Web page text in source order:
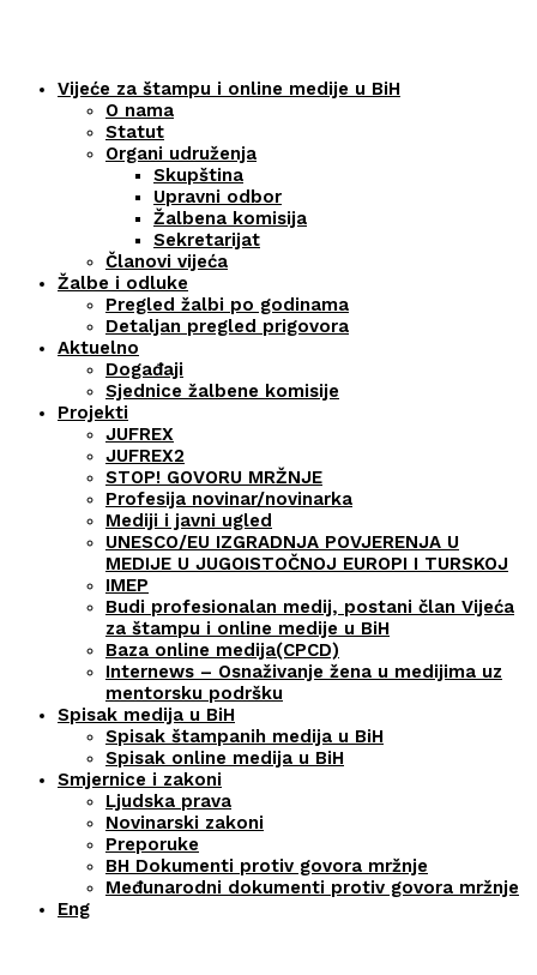
Vijeće za štampu i online medije u BiH
O nama
Statut
Organi udruženja
Skupština
Upravni odbor
Žalbena komisija
Sekretarijat
Članovi vijeća
Žalbe i odluke
Pregled žalbi po godinama
Detaljan pregled prigovora
Aktuelno
Događaji
Sjednice žalbene komisije
Projekti
JUFREX
JUFREX2
STOP! GOVORU MRŽNJE
Profesija novinar/novinarka
Mediji i javni ugled
UNESCO/EU IZGRADNJA POVJERENJA U
MEDIJE U JUGOISTOČNOJ EUROPI I TURSKOJ
IMEP
Budi profesionalan medij, postani član Vijeća
za štampu i online medije u BiH
Baza online medija(CPCD)
Internews – Osnaživanje žena u medijima uz
mentorsku podršku
Spisak medija u BiH
Spisak štampanih medija u BiH
Spisak online medija u BiH
Smjernice i zakoni
Ljudska prava
Novinarski zakoni
Preporuke
BH Dokumenti protiv govora mržnje
Međunarodni dokumenti protiv govora mržnje
Eng